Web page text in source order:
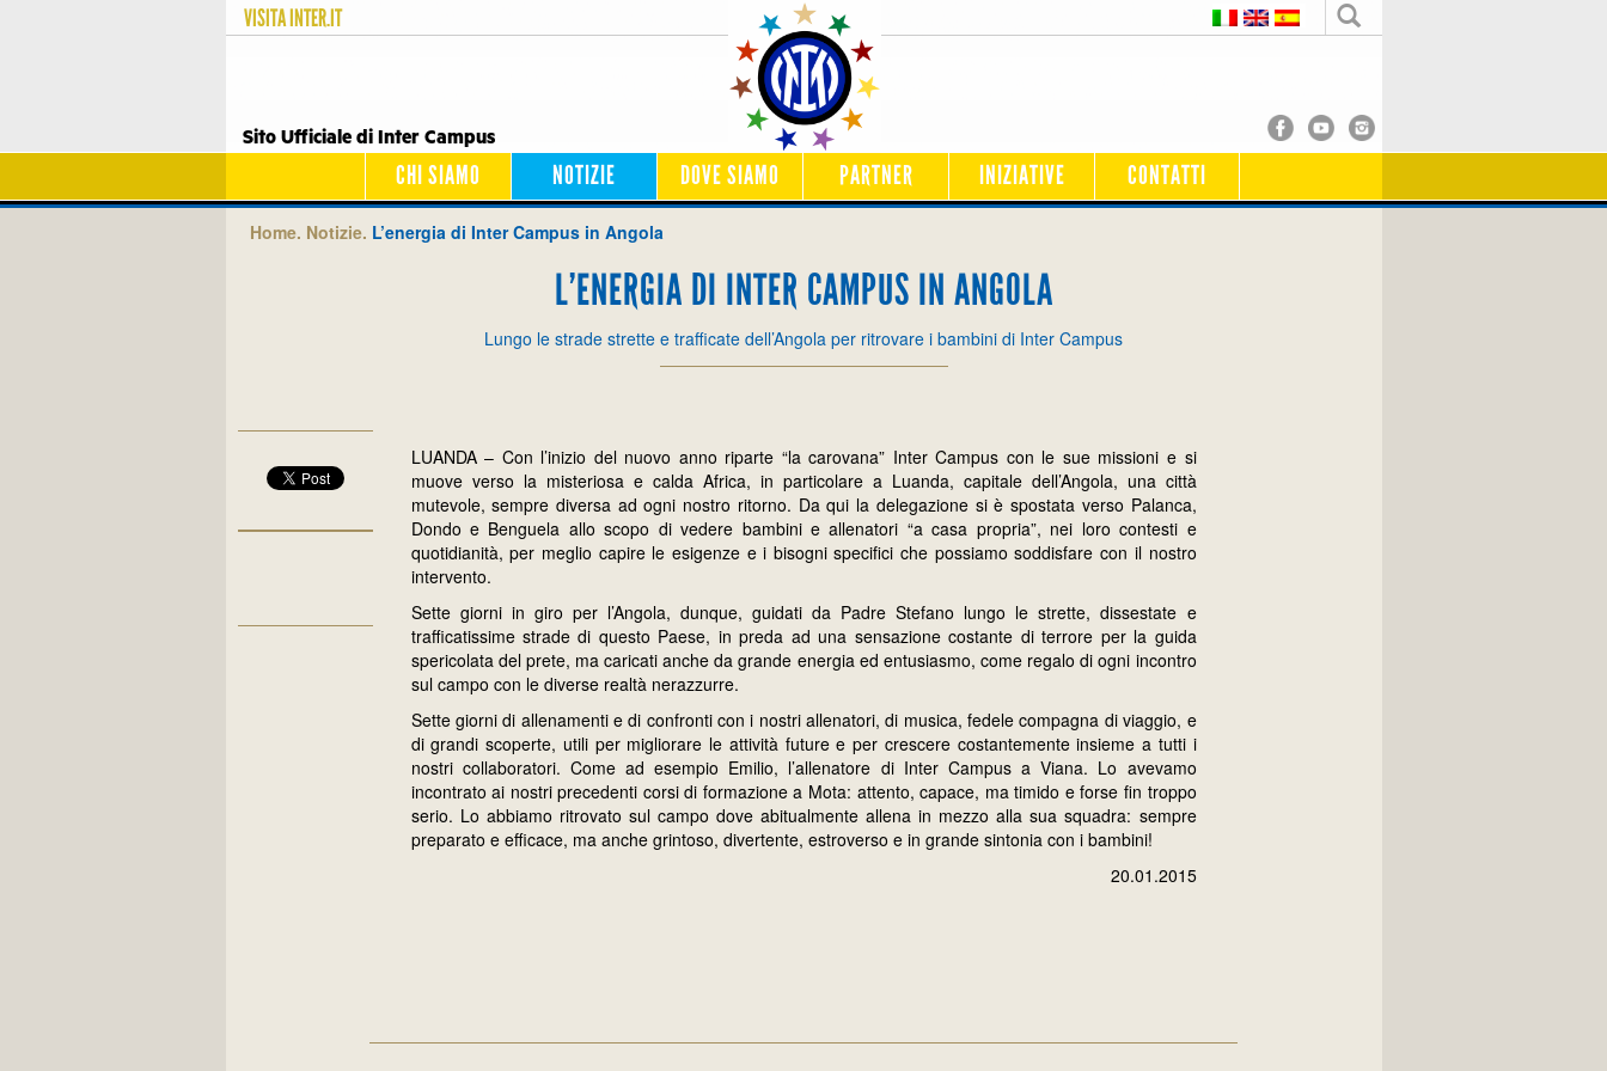
VISITAINTER.IT
Sito Ufficiale di Inter Campus
CHI SIAMO NOTIZIE DOVE SIAMO PARTNER INIZIATIVE CONTATTI
Home. Notizie. L’energia di Inter Campus in Angola
L’ENERGIA DI INTER CAMPUS IN ANGOLA
Lungo le strade strette e trafficate dell’Angola per ritrovare i bambini di Inter Campus
LUANDA – Con l’inizio del nuovo anno riparte “la carovana” Inter Campus con le sue missioni e si
muove verso la misteriosa e calda Africa, in particolare a Luanda, capitale dell’Angola, una città
mutevole, sempre diversa ad ogni nostro ritorno. Da qui la delegazione si è spostata verso Palanca,
Dondo e Benguela allo scopo di vedere bambini e allenatori “a casa propria”, nei loro contesti e
quotidianità, per meglio capire le esigenze e i bisogni specifici che possiamo soddisfare con il nostro
intervento.
Sette giorni in giro per l’Angola, dunque, guidati da Padre Stefano lungo le strette, dissestate e
trafficatissime strade di questo Paese, in preda ad una sensazione costante di terrore per la guida
spericolata del prete, ma caricati anche da grande energia ed entusiasmo, come regalo di ogni incontro
sul campo con le diverse realtà nerazzurre.
Sette giorni di allenamenti e di confronti con i nostri allenatori, di musica, fedele compagna di viaggio, e
di grandi scoperte, utili per migliorare le attività future e per crescere costantemente insieme a tutti i
nostri collaboratori. Come ad esempio Emilio, l’allenatore di Inter Campus a Viana. Lo avevamo
incontrato ai nostri precedenti corsi di formazione a Mota: attento, capace, ma timido e forse fin troppo
serio. Lo abbiamo ritrovato sul campo dove abitualmente allena in mezzo alla sua squadra: sempre
preparato e efficace, ma anche grintoso, divertente, estroverso e in grande sintonia con i bambini!
20.01.2015